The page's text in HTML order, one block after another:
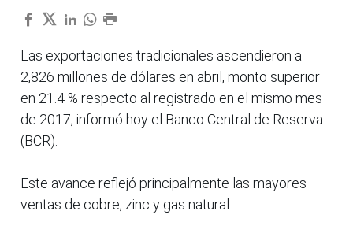
Las exportaciones tradicionales ascendieron a
2,826 millones de dólares en abril, monto superior
en 21.4 % respecto al registrado en el mismo mes
de 2017, informó hoy el Banco Central de Reserva
(BCR).
Este avance reflejó principalmente las mayores
ventas de cobre, zinc y gas natural.